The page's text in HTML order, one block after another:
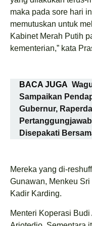
maka pada sore hari
memutuskan untuk
Kabinet Merah Putih
kementerian,” kata
BACA JUGA
Sampaikan
Gubernur, Raperda
Disepakati
Mereka yang di-
Gunawan, Menkeu Sri
Kadir Karding.
Menteri Koperasi